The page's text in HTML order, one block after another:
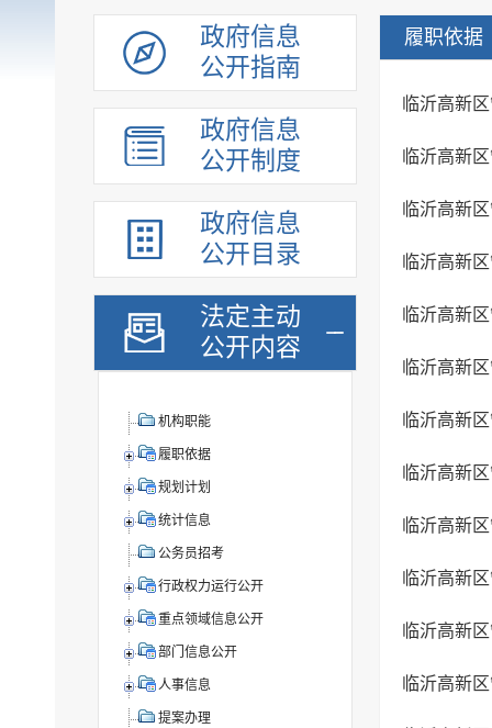
政府信息
公开指南
政府信息
公开制度
政府信息
公开目录
法定主动
公开内容
机构职能
履职依据
规划计划
统计信息
公务员招考
行政权力运行公开
重点领域信息公开
部门信息公开
人事信息
提案办理
履职依据
临沂高新
临沂高新